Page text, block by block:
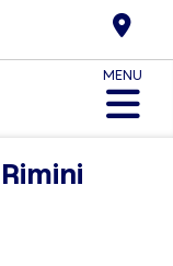
MENU
Rimini